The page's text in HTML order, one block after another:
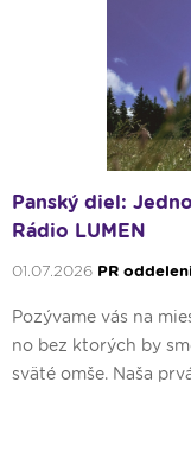
Panský diel:
Rádio LUMEN
01.07.2026 PR
Pozývame vás na
no bez ktorých by
sväté omše. Naša